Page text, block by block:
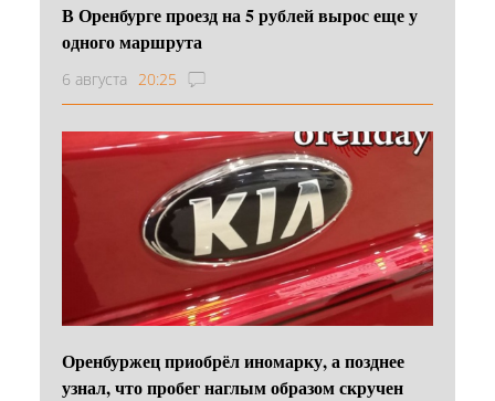
В Оренбурге проезд на 5 рублей вырос еще у
одного маршрута
6 августа 20:25
Оренбуржец приобрёл иномарку, а позднее
узнал, что пробег наглым образом скручен